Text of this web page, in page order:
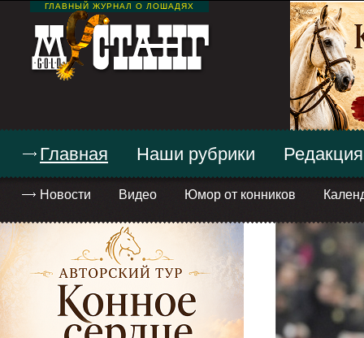
ГЛАВНЫЙ ЖУРНАЛ О ЛОШАДЯХ
Главная
Новости Видео Юмор от конников
Наши рубрики Редакция